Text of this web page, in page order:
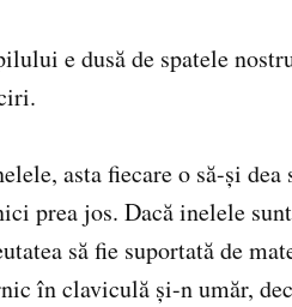
e dusă de spatele
asta fiecare o să-și
prea jos. Dacă inelele
să fie suportată de
în claviculă și-n umăr,